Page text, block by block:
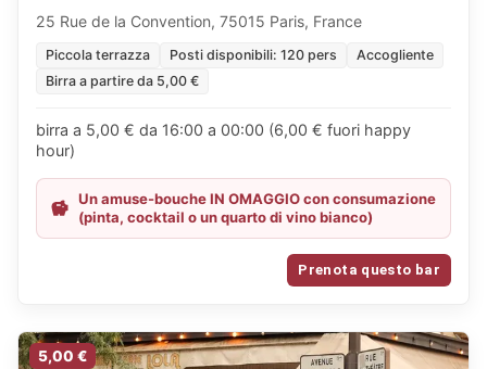
25 Rue de la Convention, 75015 Paris, France
Piccola terrazza Posti disponibili: 120 pers
Accogliente
Birra a partire da 5,00 €
birra a 5,00 € da 16:00 a 00:00 (6,00 € fuori happy
hour)
Un amuse-bouche IN OMAGGIO con consumazione
(pinta, cocktail o un quarto di vino bianco)
Prenota questo bar
5,00 €